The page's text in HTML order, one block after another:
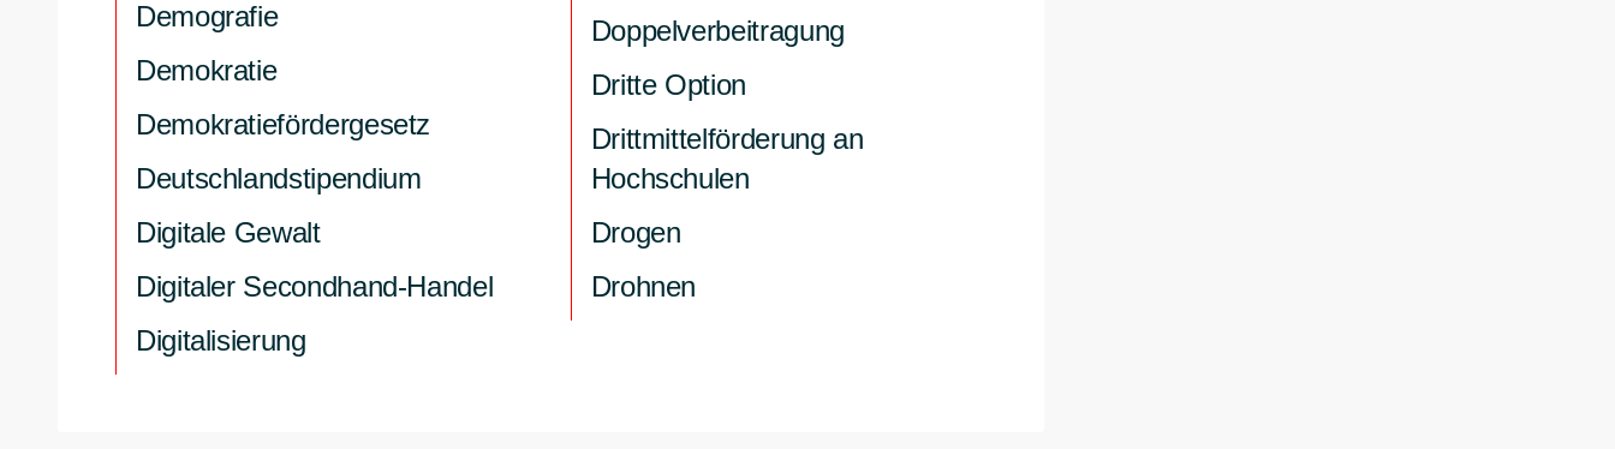
Demografie
Demokratie
Demokratiefördergesetz
Deutschlandstipendium
Digitale Gewalt
Digitaler Secondhand-Handel
Digitalisierung
Doppelverbeitragung
Dritte Option
Drittmittelförderung an
Hochschulen
Drogen
Drohnen